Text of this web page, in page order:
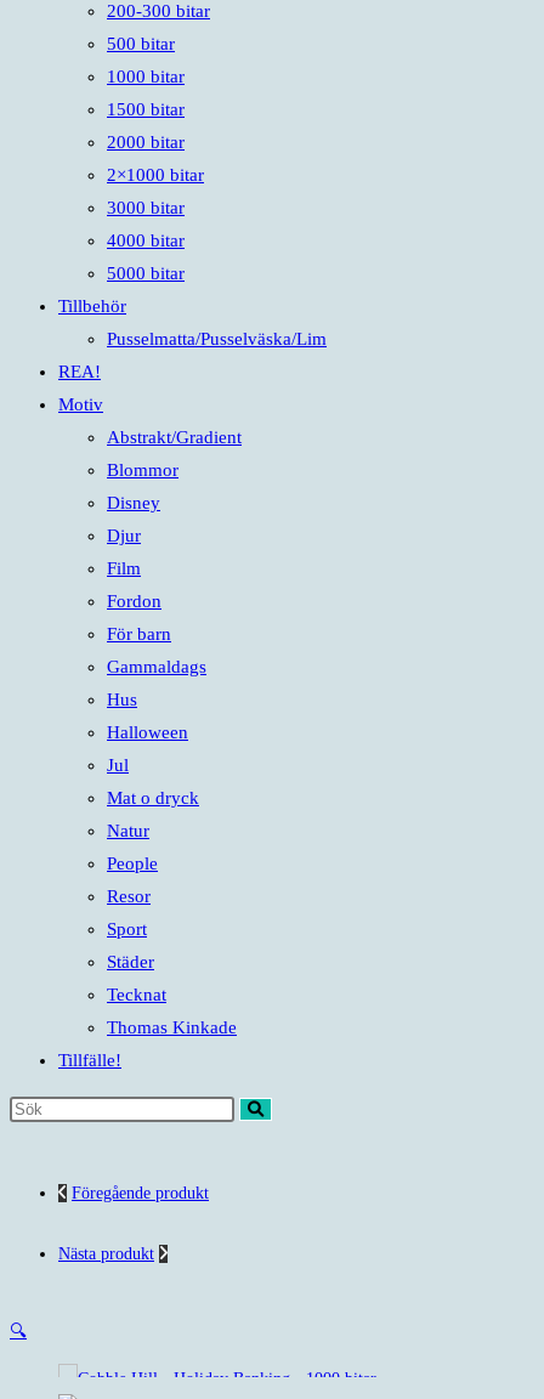
200-300 bitar
500 bitar
1000 bitar
1500 bitar
2000 bitar
2×1000 bitar
3000 bitar
4000 bitar
5000 bitar
Tillbehör
Pusselmatta/Pusselväska/Lim
REA!
Motiv
Abstrakt/Gradient
Blommor
Disney
Djur
Film
Fordon
För barn
Gammaldags
Hus
Halloween
Jul
Mat o dryck
Natur
People
Resor
Sport
Städer
Tecknat
Thomas Kinkade
Tillfälle!
Sök
webbplatsFöregående produkt
Nästa produkt
🔍